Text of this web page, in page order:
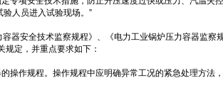
人员进入试验现场。”
器安全技术监察规程》、《电力工业锅炉压力容器监
定，并重点要求如下：
操作规程。操作规程中应明确异常工况的紧急处理方法